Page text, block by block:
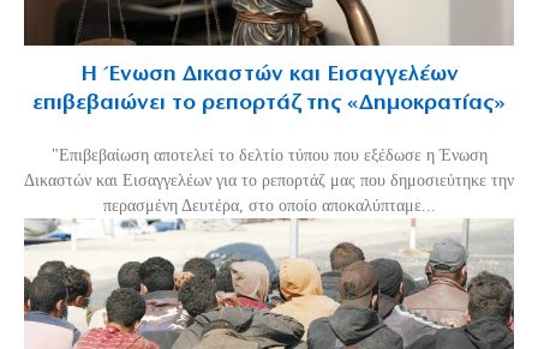
Η Ένωση Δικαστών και Εισαγγελέων
επιβεβαιώνει το ρεπορτάζ της «Δημοκρατίας»
"Επιβεβαίωση αποτελεί το δελτίο τύπου που εξέδωσε η Ένωση
Δικαστών και Εισαγγελέων για το ρεπορτάζ μας που δημοσιεύτηκε την
περασμένη Δευτέρα, στο οποίο αποκαλύπταμε...